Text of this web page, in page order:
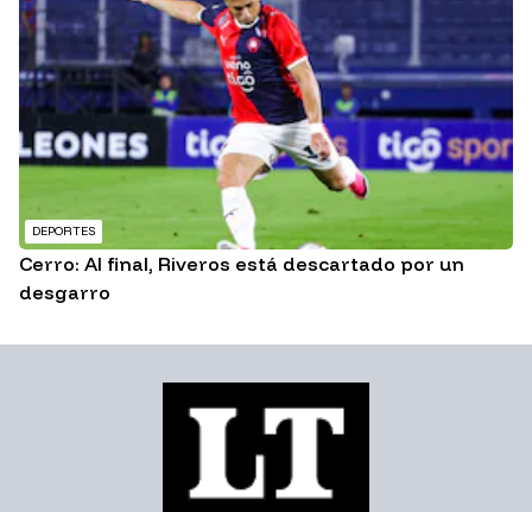
DEPORTES
Cerro: Al final, Riveros está descartado por un
desgarro